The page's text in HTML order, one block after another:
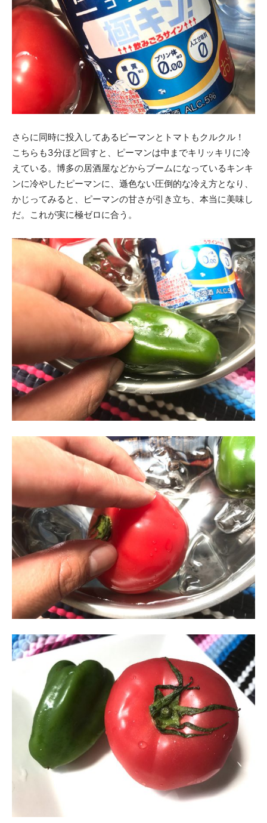
さらに同時に投入してあるピーマンとトマトもクルクル！
こちらも3分ほど回すと、ピーマンは中までキリッキリに冷
えている。博多の居酒屋などからブームになっているキンキ
ンに冷やしたピーマンに、遜色ない圧倒的な冷え方となり、
かじってみると、ピーマンの甘さが引き立ち、本当に美味し
だ。これが実に極ゼロに合う。